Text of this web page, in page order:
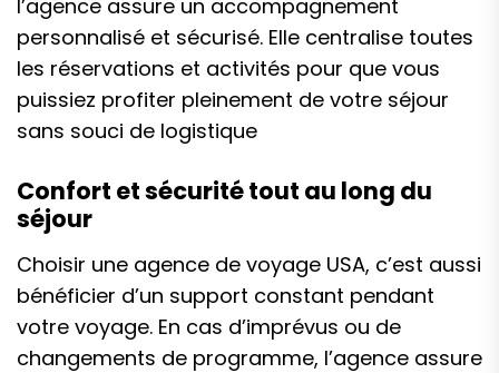
l’agence assure un accompagnement
personnalisé et sécurisé. Elle centralise toutes
les réservations et activités pour que vous
puissiez profiter pleinement de votre séjour
sans souci de logistique
Confort et sécurité tout au long du
séjour
Choisir une agence de voyage USA, c’est aussi
bénéficier d’un support constant pendant
votre voyage. En cas d’imprévus ou de
changements de programme, l’agence assure